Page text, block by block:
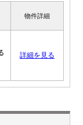
物件詳細
詳細を見る